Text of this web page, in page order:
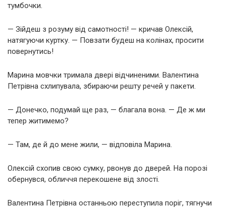
тумбочки.
— Зійдеш з розуму від самотності! — кричав Олексій,
натягуючи куртку. — Повзати будеш на колінах, просити
повернутись!
Марина мовчки тримала двері відчиненими. Валентина
Петрівна схлипувала, збираючи решту речей у пакети.
— Донечко, подумай ще раз, — благала вона. — Де ж ми
тепер житимемо?
— Там, де й до мене жили, — відповіла Марина.
Олексій схопив свою сумку, рвонув до дверей. На порозі
обернувся, обличчя перекошене від злості.
Валентина Петрівна останньою переступила поріг, тягнучи